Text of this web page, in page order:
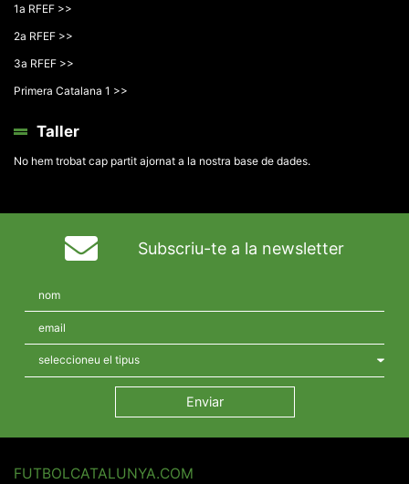
1a RFEF >>
2a RFEF >>
3a RFEF >>
Primera Catalana 1 >>
Taller
No hem trobat cap partit ajornat a la nostra base de dades.
Subscriu-te a la newsletter
FUTBOLCATALUNYA.COM